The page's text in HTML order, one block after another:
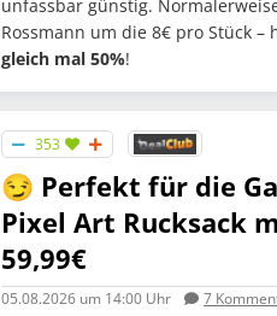
unfassbar günstig.
Rossmann um die 8€ pro Stück
gleich mal 50%!
353
😏 Perfekt für die
Pixel Art Rucksack
59,99€
05.08.2026 um 14:00 Uhr 7